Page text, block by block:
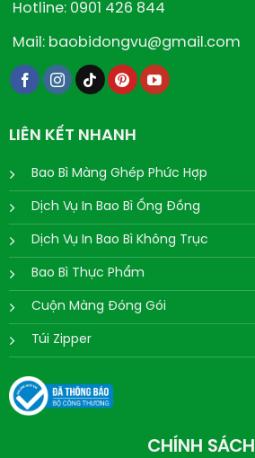
Hotline: 0901 426 844
Mail: baobidongvu@gmail.com
LIÊN KẾT NHANH
Bao Bì Màng Ghép Phức Hợp
Dịch Vụ In Bao Bì Ống Đồng
Dịch Vụ In Bao Bì Không Trục
Bao Bì Thực Phẩm
Cuộn Màng Đóng Gói
Túi Zipper
CHÍNH SÁCH